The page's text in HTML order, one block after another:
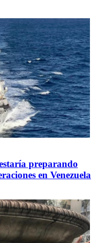
preparando
en Venezuela